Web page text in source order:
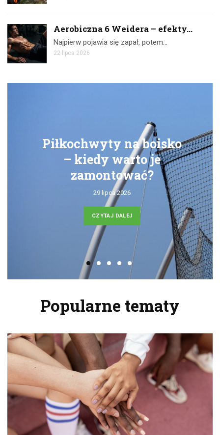
Aerobiczna 6 Weidera – efekty...
Najpierw pojawia się zapał, potem…
22 lipca 2026
Piłkochwyty na boisko
– kiedy warto je
zamontować?
29 lipca 2026
CZYTAJ DALEJ
Popularne tematy